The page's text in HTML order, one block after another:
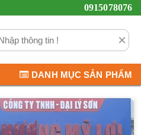
0915078076
×
DANH MỤC SẢN PHẨM